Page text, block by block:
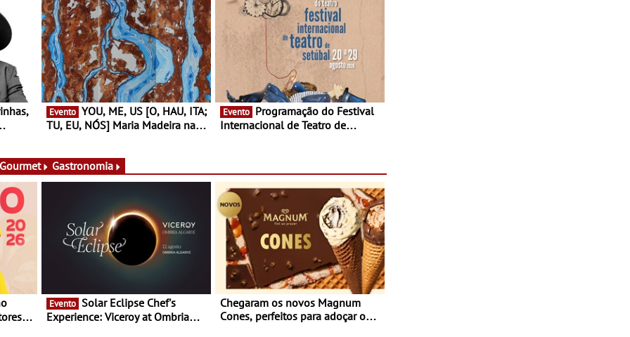
Evento
TU, EU, NÓS] Maria Madeira na
Evento
Internacional de Teatro de
Gastronomia
Evento
Experience: Viceroy at Ombria
Chegaram os novos Magnum
Cones, perfeitos para adoçar o